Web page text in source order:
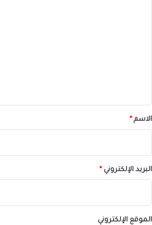
*الاسم*
البريد الإلكتروني*
الموقع الإلكتروني